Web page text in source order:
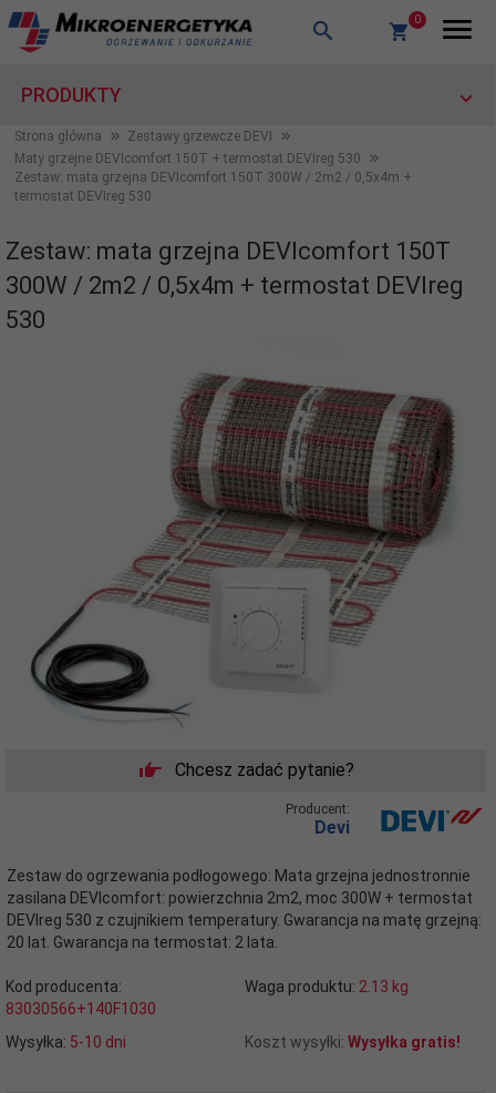
0
PRODUKTY
Strona główna
Zestawy grzewcze DEVI
Maty grzejne DEVIcomfort 150T + termostat DEVIreg 530
Zestaw: mata grzejna DEVIcomfort 150T 300W / 2m2 / 0,5x4m +
termostat DEVIreg 530
Zestaw: mata grzejna DEVIcomfort 150T
300W / 2m2 / 0,5x4m + termostat DEVIreg
530
Chcesz zadać pytanie?
Producent:
Devi
Zestaw do ogrzewania podłogowego: Mata grzejna jednostronnie
zasilana DEVIcomfort: powierzchnia 2m2, moc 300W + termostat
DEVIreg 530 z czujnikiem temperatury. Gwarancja na matę grzejną:
20 lat. Gwarancja na termostat: 2 lata.
Kod producenta:
83030566+140F1030
Waga produktu: 2.13 kg
Wysyłka: 5-10 dni Koszt wysyłki: Wysyłka gratis!